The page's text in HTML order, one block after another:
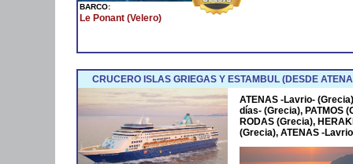
BARCO:
Le Ponant (Velero)
CRUCERO ISLAS GRIEGAS Y ESTAMBUL (DESDE
ATENAS -Lavrio-
días- (Grecia), PATMOS
RODAS (Grecia),
(Grecia), ATENAS -